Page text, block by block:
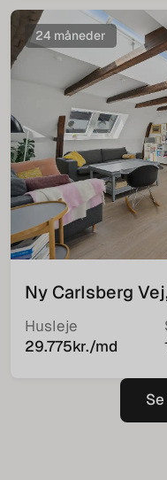
24 måneder
Ny Carlsberg
Husleje
29.775kr./md